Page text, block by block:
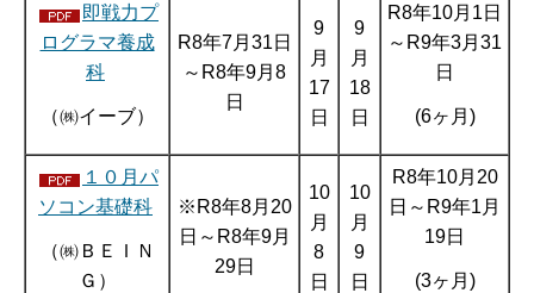
即戦力プ
ログラマ養成
科
（㈱イーブ）
R8年7月31日
～R8年9月8
日
9
月
17
日
9
月
18
日
R8年10月1日
～R9年3月31
日
(6ヶ月)
１０月パ
ソコン基礎科
（㈱ＢＥＩＮ
Ｇ）
※R8年8月20
日～R8年9月
29日
10
月
8
日
10
月
9
日
R8年10月20
日～R9年1月
19日
(3ヶ月)